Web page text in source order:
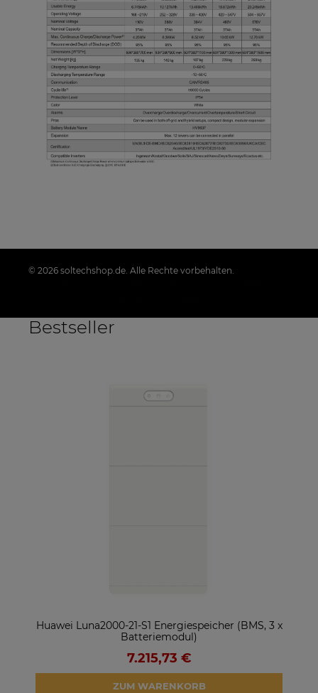
© 2026 soltechshop.de. Alle Rechte vorbehalten.
Bestseller
Huawei Luna2000-21-S1 Energiespeicher (BMS, 3 x
Batteriemodul)
7.215,73 €
ZUM WARENKORB